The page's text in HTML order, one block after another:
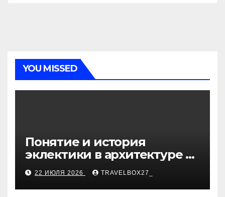
YOU MISSED
Понятие и история
эклектики в архитектуре и
дизайне интерьеров
22 ИЮЛЯ 2026 TRAVELBOX27_